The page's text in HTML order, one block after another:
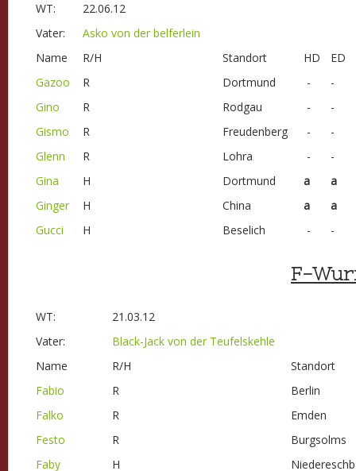
WT:
22.06.12
Vater:
Asko von der belferlein
Name
R/H Standort HD
ED
Gazoo
R Dortmund -
-
Gino
R Rodgau -
-
Gismo
R Freudenberg -
-
Glenn
R Lohra -
-
Gina
H Dortmund a
a
Ginger
H China a
a
Gucci
H Beselich - -
F-
WT:
21.03.12
Vater:
Black-Jack von der Teufelskehle
Name
R/H
Standort
Fabio
R
Berlin
Falko
R
Emden
Festo
R
Burgsolms
Faby
H